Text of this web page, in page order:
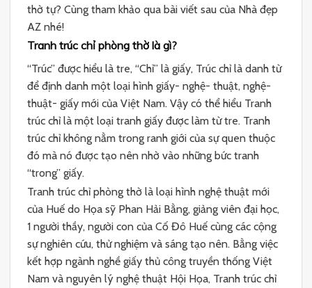
thờ tự? Cùng tham khảo qua bài viết sau của Nhà đẹp
AZ nhé!
Tranh trúc chỉ phòng thờ là gì?
“Trúc” được hiểu là tre, “Chỉ” là giấy, Trúc chỉ là danh từ
để định danh một loại hình giấy- nghệ- thuật, nghệ-
thuật- giấy mới của Việt Nam. Vậy có thể hiểu Tranh
trúc chỉ là một loại tranh giấy được làm từ tre. Tranh
trúc chỉ không nằm trong ranh giới của sự quen thuộc
đó mà nó được tạo nên nhờ vào những bức tranh
“trong” giấy.
Tranh trúc chỉ phòng thờ là loại hình nghệ thuật mới
của Huế do Họa sỹ Phan Hải Bằng, giảng viên đại học,
1 người thầy, người con của Cố Đô Huế cùng các cộng
sự nghiên cứu, thử nghiệm và sáng tạo nên. Bằng việc
kết hợp ngành nghề giấy thủ công truyền thống Việt
Nam và nguyên lý nghệ thuật Hội Họa, Tranh trúc chỉ